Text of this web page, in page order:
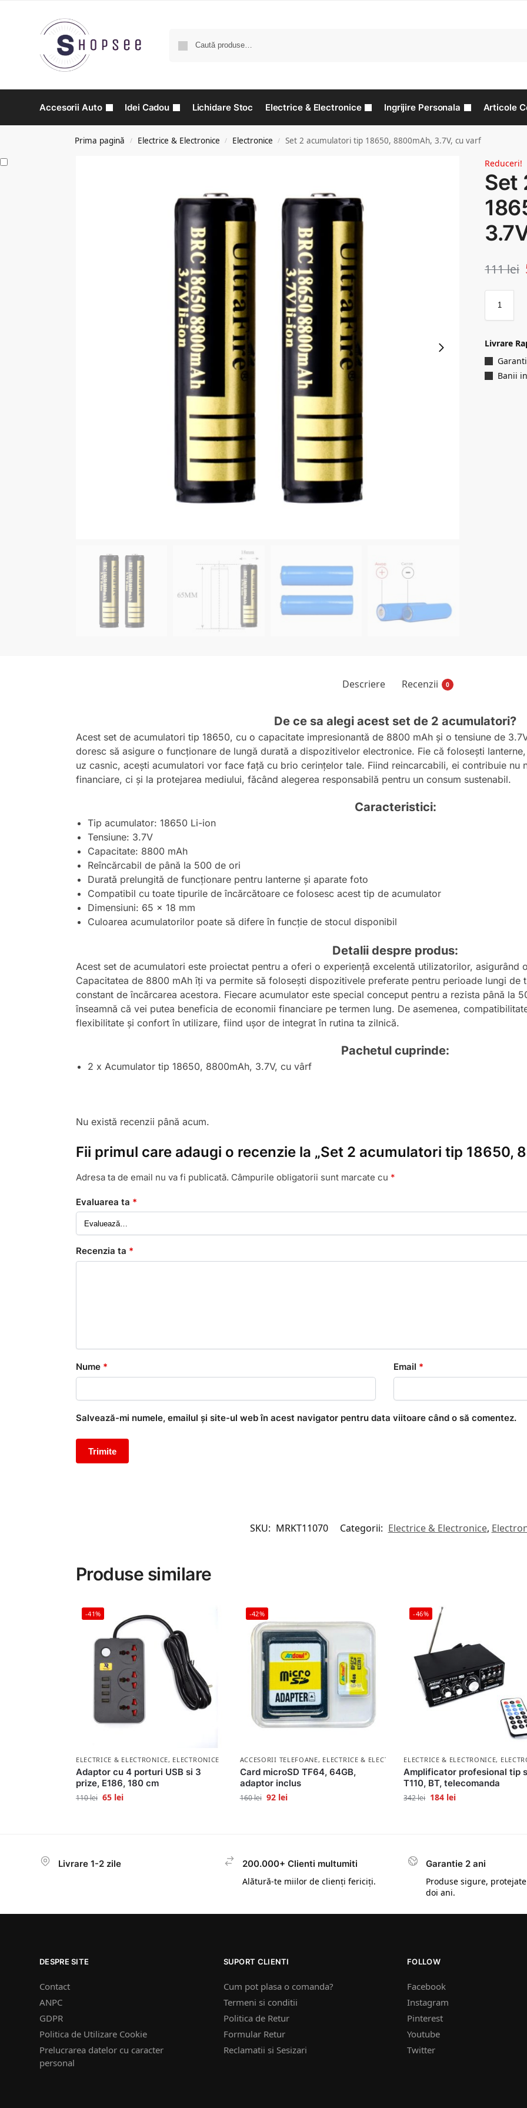
Accesorii Auto Idei Cadou Lichidare Stoc Electrice & Electronice Ingrijire Personala Articole
Prima pagină / Electrice & Electronice / Electronice / Set 2 acumulatori tip 18650, 8800mAh, 3.7V, cu varf
Reduceri!
Set
111lei
Livrare
Banii
Descriere Recenzii 0
De ce sa alegi acest set de 2 acumulatori?
Acest set de acumulatori tip 18650, cu o capacitate impresionantă de 8800 mAh și o tensiune de
doresc să asigure o funcționare de lungă durată a dispozitivelor electronice. Fie că folosești
uz casnic, acești acumulatori vor face față cu brio cerințelor tale. Fiind reincarcabili, ei contribuie nu
financiare, ci și la protejarea mediului, făcând alegerea responsabilă pentru un consum sustenabil.
Caracteristici:
Tip acumulator: 18650 Li-ion
Tensiune: 3.7V
Capacitate: 8800 mAh
Reîncărcabil de până la 500 de ori
Durată prelungită de funcționare pentru lanterne și aparate foto
Compatibil cu toate tipurile de încărcătoare ce folosesc acest tip de acumulator
Dimensiuni: 65 x 18 mm
Culoarea acumulatorilor poate să difere în funcție de stocul disponibil
Detalii despre produs:
Acest set de acumulatori este proiectat pentru a oferi o experiență excelentă utilizatorilor, asigurând
Capacitatea de 8800 mAh îți va permite să folosești dispozitivele preferate pentru perioade lungi
constant de încărcarea acestora. Fiecare acumulator este special conceput pentru a rezista până la
înseamnă că vei putea beneficia de economii financiare pe termen lung. De asemenea,
flexibilitate și confort în utilizare, fiind ușor de integrat în rutina ta zilnică.
Pachetul cuprinde:
2 x Acumulator tip 18650, 8800mAh, 3.7V, cu vârf
Nu există recenzii până acum.
Fii primul care adaugi o recenzie la „Set 2 acumulatori tip 18650,
Adresa ta de email nu va fi publicată. Câmpurile obligatorii sunt marcate cu *
Evaluarea ta *
Recenzia ta *
Nume * Email *
Salvează-mi numele, emailul și site-ul web în acest navigator pentru data viitoare când o să comentez.
SKU: MRKT11070 Categorii: Electrice & Electronice,
Produse similare
-41%
ELECTRICE & ELECTRONICE, ELECTRONICE
Adaptor cu 4 porturi USB si 3
prize, E186, 180 cm
110lei 65 lei
-42%
ACCESORII TELEFOANE, ELECTRICE & ELECTRONICE
Card microSD TF64, 64GB,
adaptor inclus
160lei 92 lei
-46%
ELECTRICE & ELECTRONICE,
Amplificator profesional tip
T110, BT, telecomanda
342lei 184 lei
Livrare 1-2 zile
200.000+ Clienti multumiti
Alătură-te miilor de clienți fericiți.
Garantie 2 ani
Produse sigure,
doi ani.
DESPRE SITE
Contact
ANPC
GDPR
Politica de Utilizare Cookie
Prelucrarea datelor cu caracter
personal
SUPORT CLIENTI
Cum pot plasa o comanda?
Termeni si conditii
Politica de Retur
Formular Retur
Reclamatii si Sesizari
FOLLOW
Facebook
Instagram
Pinterest
Youtube
Twitter